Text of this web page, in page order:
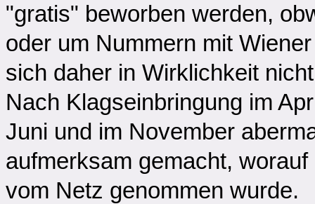
"gratis" beworben werden,
oder um Nummern mit
sich daher in Wirklichkeit
Nach Klagseinbringung im
Juni und im November
aufmerksam gemacht,
vom Netz genommen wurde.